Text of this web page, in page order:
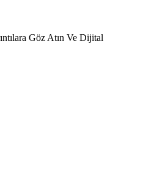
Göz Atın Ve Dijital